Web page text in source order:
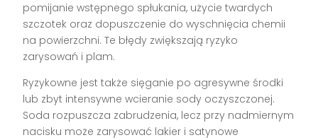
pomijanie wstępnego spłukania, użycie twardych
szczotek oraz dopuszczenie do wyschnięcia chemii
na powierzchni. Te błędy zwiększają ryzyko
zarysowań i plam.
Ryzykowne jest także sięganie po agresywne środki
lub zbyt intensywne wcieranie sody oczyszczonej.
Soda rozpuszcza zabrudzenia, lecz przy nadmiernym
nacisku może zarysować lakier i satynowe